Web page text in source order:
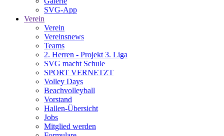
SVG-App
Verein
Verein
Vereinsnews
Teams
2. Herren - Projekt 3. Liga
SVG macht Schule
SPORT VERNETZT
Volley Days
Beachvolleyball
Vorstand
Hallen-Übersicht
Jobs
Mitglied werden